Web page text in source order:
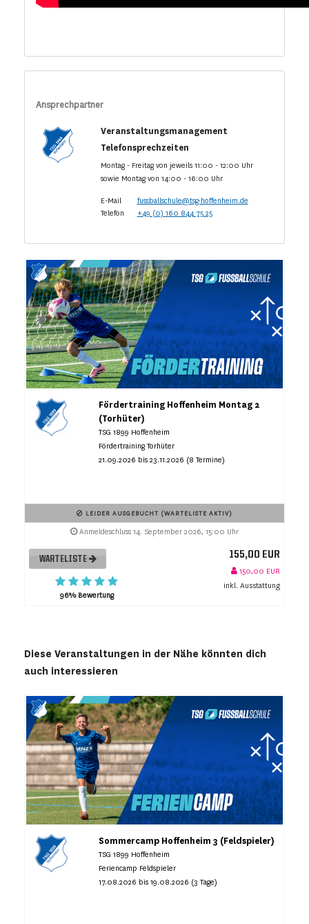
Ansprechpartner
Veranstaltungsmanagement
Telefonsprechzeiten
Montag - Freitag von jeweils 11:00 - 12:00 Uhr
sowie Montag von 14:00 - 16:00 Uhr
E-Mail
fussballschule@tsg-hoffenheim.de
Telefon
+49 (0) 160 844 75 25
Fördertraining Hoffenheim Montag 2
(Torhüter)
TSG 1899 Hoffenheim
Fördertraining Torhüter
21.09.2026 bis 23.11.2026 (8 Termine)
LEIDER AUSGEBUCHT (WARTELISTE AKTIV)
Anmeldeschluss 14. September 2026, 15:00 Uhr
WARTELISTE
96% Bewertung
155,00 EUR
150,00 EUR
inkl. Ausstattung
Diese Veranstaltungen in der Nähe könnten dich
auch interessieren
Sommercamp Hoffenheim 3 (Feldspieler)
TSG 1899 Hoffenheim
Feriencamp Feldspieler
17.08.2026 bis 19.08.2026 (3 Tage)